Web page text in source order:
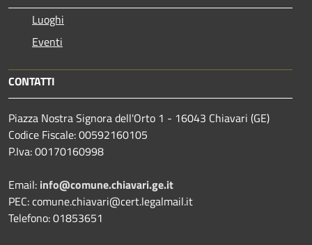
Luoghi
Eventi
CONTATTI
Piazza Nostra Signora dell'Orto 1 - 16043 Chiavari (GE)
Codice Fiscale: 00592160105
P.Iva: 00170160998
Email: info@comune.chiavari.ge.it
PEC: comune.chiavari@cert.legalmail.it
Telefono: 01853651